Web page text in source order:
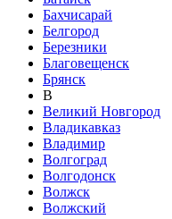
Бахчисарай
Белгород
Березники
Благовещенск
Брянск
В
Великий Новгород
Владикавказ
Владимир
Волгоград
Волгодонск
Волжск
Волжский